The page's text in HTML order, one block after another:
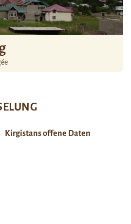
Kirgistans offene Daten